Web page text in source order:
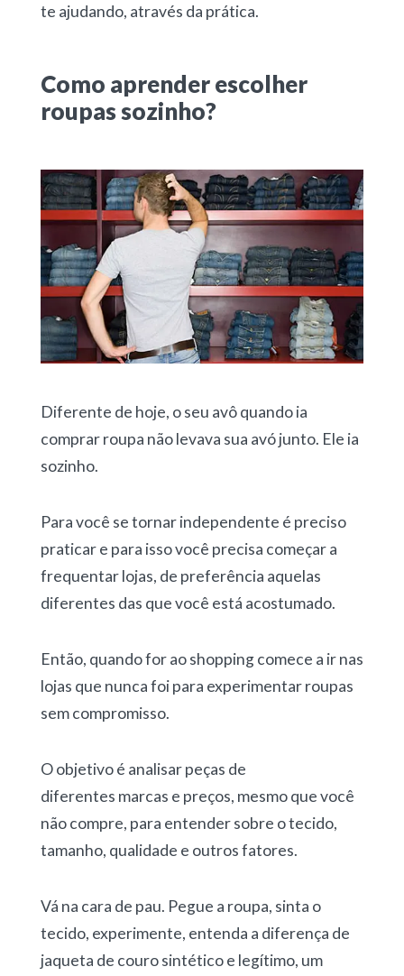
te ajudando, através da prática.
Como aprender escolher
roupas sozinho?
Diferente de hoje, o seu avô quando ia
comprar roupa não levava sua avó junto. Ele ia
sozinho.
Para você se tornar independente é preciso
praticar e para isso você precisa começar a
frequentar lojas, de preferência aquelas
diferentes das que você está acostumado.
Então, quando for ao shopping comece a ir nas
lojas que nunca foi para experimentar roupas
sem compromisso.
O objetivo é analisar peças de
diferentes marcas e preços, mesmo que você
não compre, para entender sobre o tecido,
tamanho, qualidade e outros fatores.
Vá na cara de pau. Pegue a roupa, sinta o
tecido, experimente, entenda a diferença de
jaqueta de couro sintético e legítimo, um